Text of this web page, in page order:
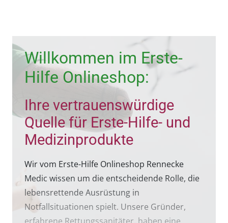
Willkommen im Erste-
Hilfe Onlineshop:
Ihre vertrauenswürdige
Quelle für Erste-Hilfe- und
Medizinprodukte
Wir vom Erste-Hilfe Onlineshop Rennecke
Medic wissen um die entscheidende Rolle, die
lebensrettende Ausrüstung in
Notfallsituationen spielt. Unsere Gründer,